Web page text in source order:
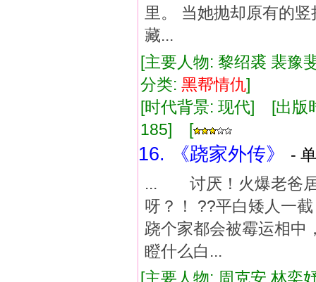
里。 当她抛却原有的
藏...
[主要人物: 黎绍裘 裴
分类: 黑帮情仇]
[时代背景: 现代] [出
185] [
16. 《跷家外传》
-
... 讨厌！火爆老爸居
呀？！ ??平白矮人一
跷个家都会被霉运相中
瞪什么白...
[主要人物: 周克安 林